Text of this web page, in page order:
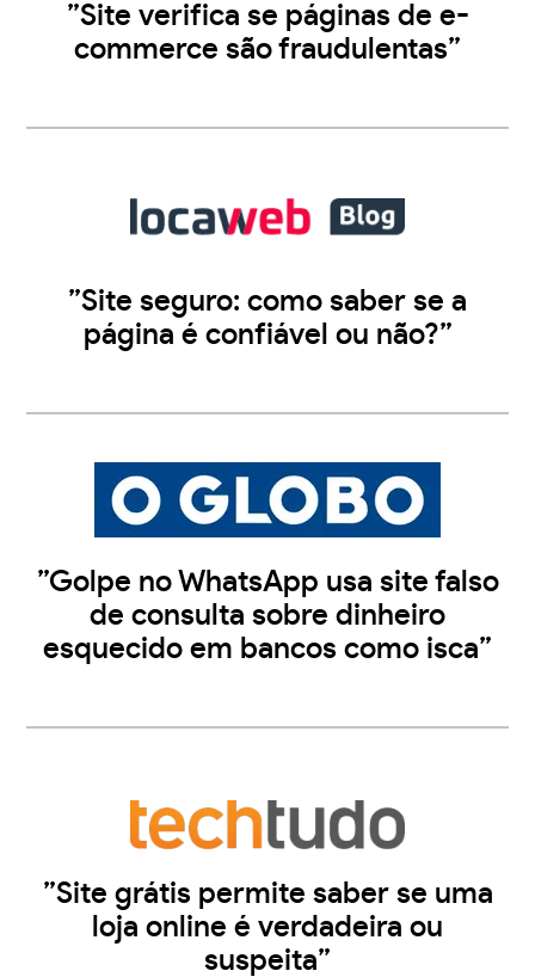
”Site verifica se páginas de e-
commerce são fraudulentas”
”Site seguro: como saber se a
página é confiável ou não?”
”Golpe no WhatsApp usa site falso
de consulta sobre dinheiro
esquecido em bancos como isca”
”Site grátis permite saber se uma
loja online é verdadeira ou
suspeita”